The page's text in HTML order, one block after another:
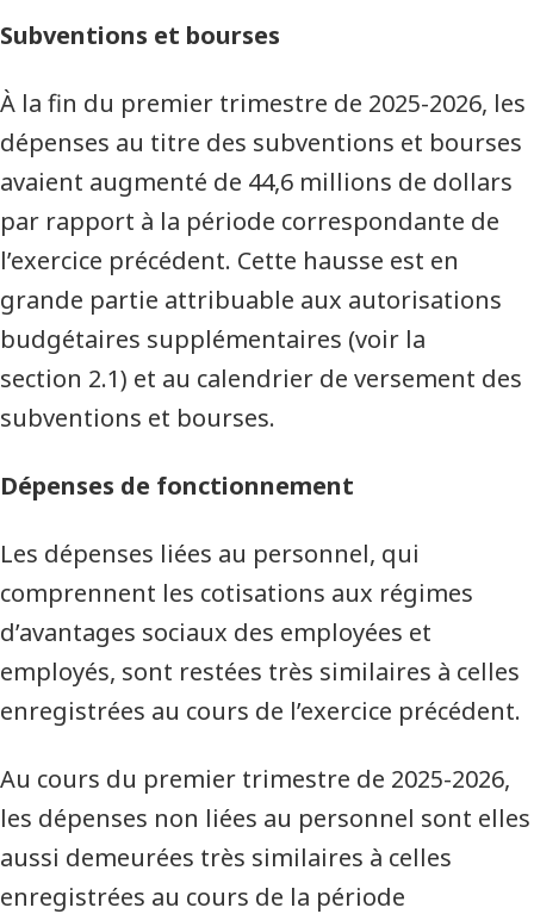
Subventions et bourses
À la fin du premier trimestre de 2025-2026, les
dépenses au titre des subventions et bourses
avaient augmenté de 44,6 millions de dollars
par rapport à la période correspondante de
l’exercice précédent. Cette hausse est en
grande partie attribuable aux autorisations
budgétaires supplémentaires (voir la
section 2.1) et au calendrier de versement des
subventions et bourses.
Dépenses de fonctionnement
Les dépenses liées au personnel, qui
comprennent les cotisations aux régimes
d’avantages sociaux des employées et
employés, sont restées très similaires à celles
enregistrées au cours de l’exercice précédent.
Au cours du premier trimestre de 2025-2026,
les dépenses non liées au personnel sont elles
aussi demeurées très similaires à celles
enregistrées au cours de la période